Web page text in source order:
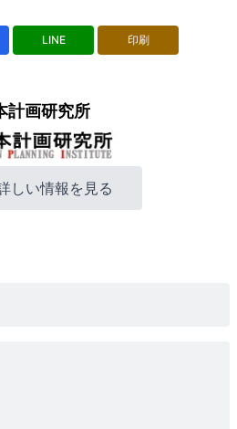
LINE 印刷
計画研究所
しい情報を見る